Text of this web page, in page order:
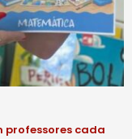
professores cada